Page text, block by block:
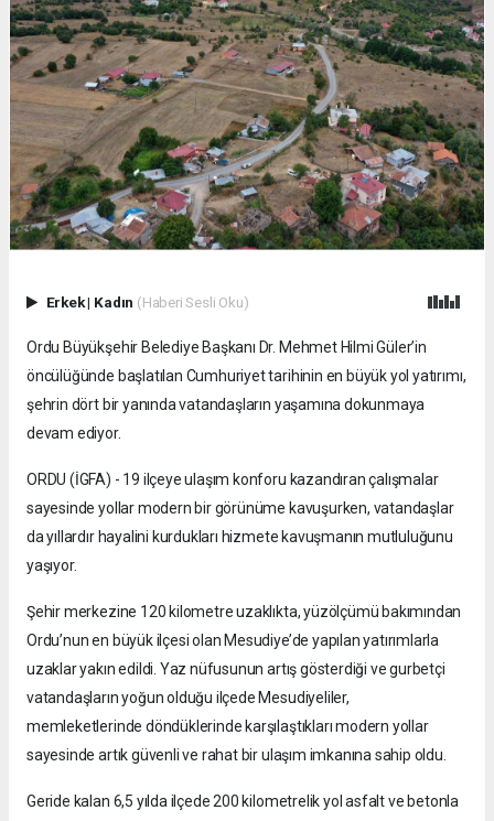
Erkek| Kadın (Haberi Sesli Oku)
Ordu Büyükşehir Belediye Başkanı Dr. Mehmet Hilmi Güler’in
öncülüğünde başlatılan Cumhuriyet tarihinin en büyük yol yatırımı,
şehrin dört bir yanında vatandaşların yaşamına dokunmaya
devam ediyor.
ORDU (İGFA) - 19 ilçeye ulaşım konforu kazandıran çalışmalar
sayesinde yollar modern bir görünüme kavuşurken, vatandaşlar
da yıllardır hayalini kurdukları hizmete kavuşmanın mutluluğunu
yaşıyor.
Şehir merkezine 120 kilometre uzaklıkta, yüzölçümü bakımından
Ordu’nun en büyük ilçesi olan Mesudiye’de yapılan yatırımlarla
uzaklar yakın edildi. Yaz nüfusunun artış gösterdiği ve gurbetçi
vatandaşların yoğun olduğu ilçede Mesudiyeliler,
memleketlerinde döndüklerinde karşılaştıkları modern yollar
sayesinde artık güvenli ve rahat bir ulaşım imkanına sahip oldu.
Geride kalan 6,5 yılda ilçede 200 kilometrelik yol asfalt ve betonla